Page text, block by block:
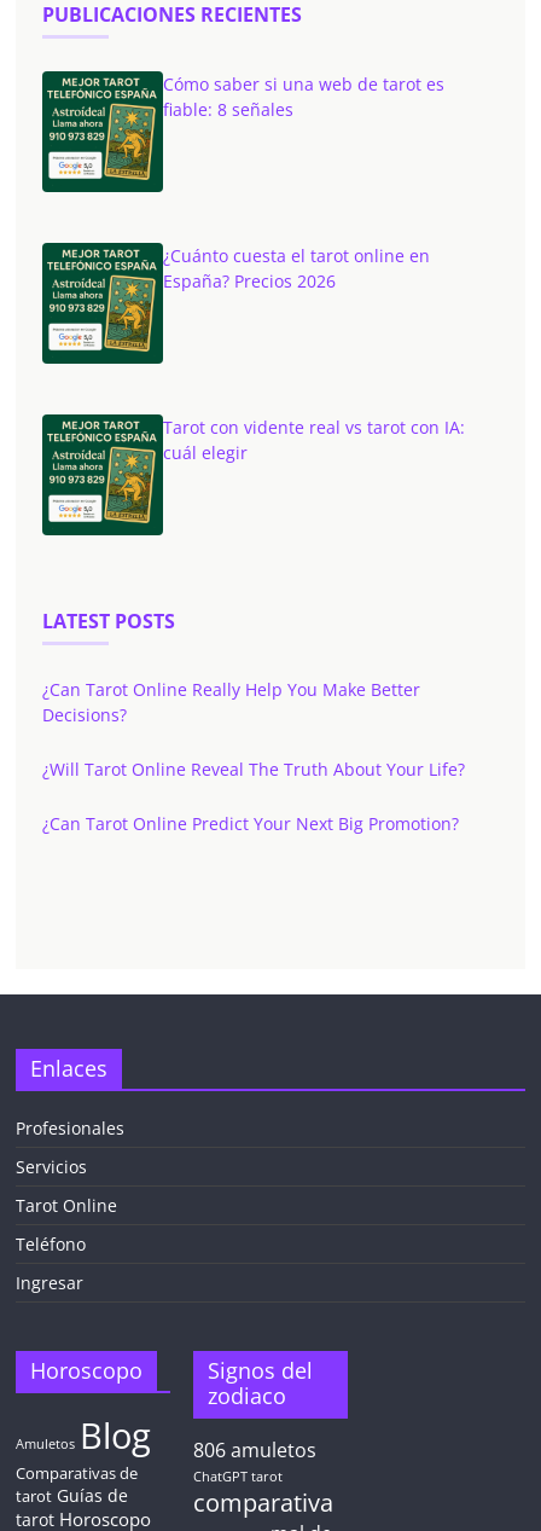
PUBLICACIONES RECIENTES
Cómo saber si una web de tarot es
fiable: 8 señales
¿Cuánto cuesta el tarot online en
España? Precios 2026
Tarot con vidente real vs tarot con IA:
cuál elegir
LATEST POSTS
¿Can Tarot Online Really Help You Make Better
Decisions?
¿Will Tarot Online Reveal The Truth About Your Life?
¿Can Tarot Online Predict Your Next Big Promotion?
Enlaces
Profesionales
Servicios
Tarot Online
Teléfono
Ingresar
Horoscopo
Amuletos Blog
Comparativas de
tarot Guías de
tarot Horoscopo
Signos del
zodiaco
806amuletos
ChatGPT tarot
comparativa